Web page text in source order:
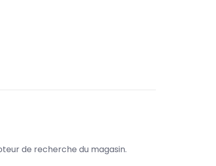
de recherche du magasin.